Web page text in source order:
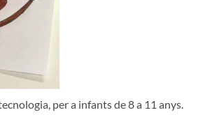
per a infants de 8 a 11 anys.